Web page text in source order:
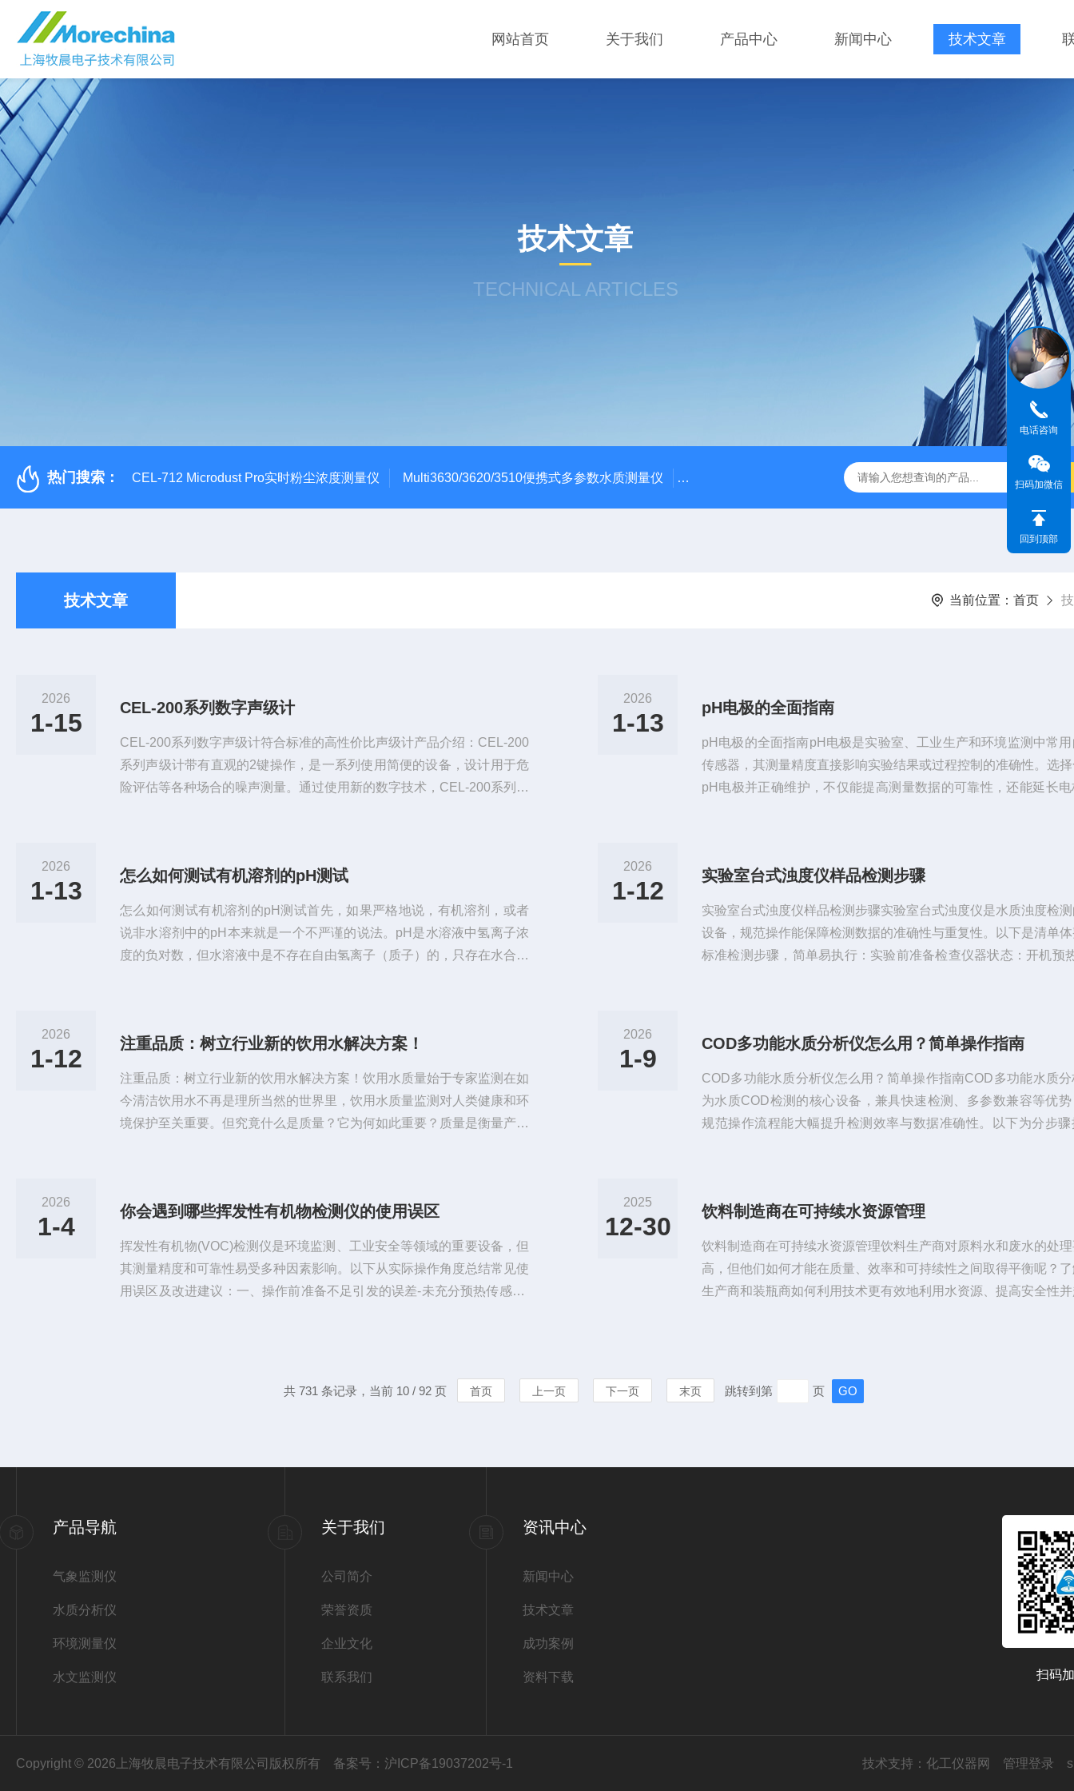
网站首页 关于我们 产品中心 新闻中心 技术文章
技术文章
TECHNICAL ARTICLES
热门搜索： CEL-712 Microdust Pro实时粉尘浓度测量仪 Multi3630/3620/3510便携式多参数水质测量仪 dBadge2CASELLA科赛乐个人声暴露计 PC-2200/2300进口激光
技术文章 当前位置： 首页
2026
1-15
CEL-200系列数字声级计
CEL-200系列数字声级计符合标准的高性价比声级计产品介绍：CEL-200
系列声级计带有直观的2键操作，是一系列使用简便的设备，设计用于危
险评估等各种场合的噪声测量。通过使用新的数字技术，CEL-200系列声
简单坚固耐用高清晰度显示采用新数字技术符合IEC61672的相关规定测
2026
1-13
pH电极的全面指南
pH电极的全面指南pH电极是实验室、工业生产和环境监测中常
传感器，其测量精度直接影响实验结果或过程控制的准确性。选
pH电极并正确维护，不仅能提高测量数据的可靠性，还能延长
品（如试管、96孔板中的溶液）。平头电极：用于半固体或粘
2026
1-13
怎么如何测试有机溶剂的pH测试
怎么如何测试有机溶剂的pH测试首先，如果严格地说，有机溶剂，或者
说非水溶剂中的pH本来就是一个不严谨的说法。pH是水溶液中氢离子浓
度的负对数，但水溶液中是不存在自由氢离子（质子）的，只存在水合氢
酸，那么水在这个电离中实际相当于碱。pH值测量的实际是水溶液中H3
2026
1-12
实验室台式浊度仪样品检测步骤
实验室台式浊度仪样品检测步骤实验室台式浊度仪是水质浊度检
设备，规范操作能保障检测数据的准确性与重复性。以下是清单
标准检测步骤，简单易执行：实验前准备检查仪器状态：开机预
见的悬浮物或杂质，需先用滤纸过滤，防止堵塞或污染比色皿。
2026
1-12
注重品质：树立行业新的饮用水解决方案！
注重品质：树立行业新的饮用水解决方案！饮用水质量始于专家监测在如
今清洁饮用水不再是理所当然的世界里，饮用水质量监测对人类健康和环
境保护至关重要。但究竟什么是质量？它为何如此重要？质量是衡量产品
标准和要求。成熟的测量技术是质量的保证我们成熟的技术，包括IQSen
2026
1-9
COD多功能水质分析仪怎么用？简单操作指南
COD多功能水质分析仪怎么用？简单操作指南COD多功能水质
为水质COD检测的核心设备，兼具快速检测、多参数兼容等优
规范操作流程能大幅提升检测效率与数据准确性。以下为分步
自检信息，确保无报错提示；若长期未使用，建议开机预热30
2026
1-4
你会遇到哪些挥发性有机物检测仪的使用误区
挥发性有机物(VOC)检测仪是环境监测、工业安全等领域的重要设备，但
其测量精度和可靠性易受多种因素影响。以下从实际操作角度总结常见使
用误区及改进建议：一、操作前准备不足引发的误差-未充分预热传感器-
准与本底值修正-在污染环境中直接开机，会因本底值失真导致后续读数
2025
12-30
饮料制造商在可持续水资源管理
饮料制造商在可持续水资源管理饮料生产商对原料水和废水的处
高，但他们如何才能在质量、效率和可持续性之间取得平衡呢？
生产商和装瓶商如何利用技术更有效地利用水资源、提高安全性
构也在加强环境标准的执行力度。改善水资源管理已成为饮料行
发展举措的关键组成部分。为什么？...
共 731 条记录，当前 10 / 92 页 首页 上一页 下一页 末页 跳转到第 页
产品导航
气象监测仪
水质分析仪
环境测量仪
水文监测仪
关于我们
公司简介
荣誉资质
企业文化
联系我们
资讯中心
新闻中心
技术文章
成功案例
资料下载 扫码
Copyright © 2026上海牧晨电子技术有限公司版权所有 备案号：沪ICP备19037202号-1 技术支持： 化工仪器网 管理登录
电话咨询
扫码加微信
回到顶部